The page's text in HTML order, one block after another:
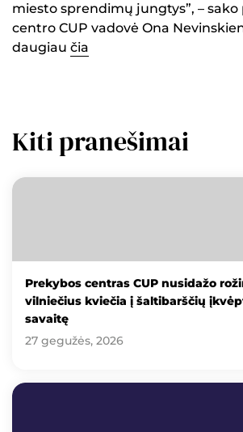
miesto sprendimų jungtys”, – sako
centro CUP vadovė Ona
daugiau čia
Kiti pranešimai
Prekybos centras CUP nusidažo
vilniečius kviečia į šaltibarščių
savaitę
27 gegužės, 2026